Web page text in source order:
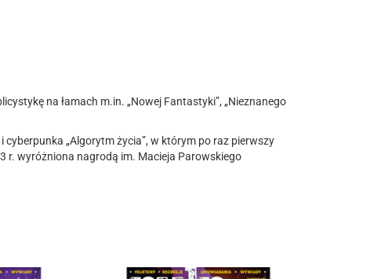
na łamach m.in. „Nowej Fantastyki”, „Nieznanego
„Algorytm życia”, w którym po raz pierwszy
r. wyróżniona nagrodą im. Macieja Parowskiego